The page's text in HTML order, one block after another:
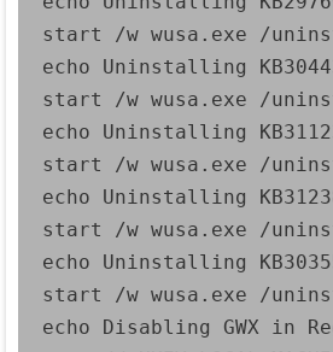
start /w wusa.exe /
echo Uninstalling
start /w wusa.exe /
echo Uninstalling
start /w wusa.exe /
echo Uninstalling
start /w wusa.exe /
echo Uninstalling
start /w wusa.exe /
echo Disabling GWX in